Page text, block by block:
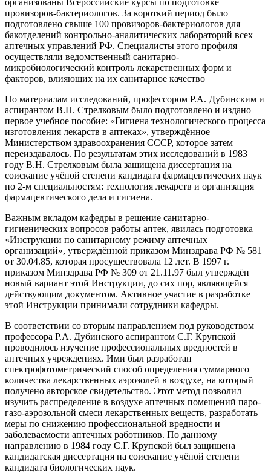
провизоров-бактериологов. За короткий период было
подготовлено свыше 100 провизоров-бактериологов для
бакотделений контрольно-аналитических лабораторий всех
аптечных управлений РФ. Специалисты этого профиля
осуществляли ведомственный санитарно-
микробиологический контроль лекарственных форм и
факторов, влияющих на их санитарное качество
По материалам исследований, профессором Р.А. Дубинским и
аспирантом В.Н. Стрелковым было подготовлено и издано
первое учебное пособие: «Гигиена технологического процесса
изготовления лекарств в аптеках», утверждённое
Министерством здравоохранения СССР, которое затем
переиздавалось. По результатам этих исследований в 1983
году В.Н. Стрелковым была защищена диссертация на
соискание учёной степени кандидата фармацевтических наук
по 2-м специальностям: технология лекарств и организация
фармацевтического дела и гигиена.
Важным вкладом кафедры в решение санитарно-
гигиенических вопросов работы аптек, явилась подготовка
«Инструкции по санитарному режиму аптечных
организаций», утверждённой приказом Минздрава РФ № 581
от 30.04.85, которая просуществовала 12 лет. В 1997 г.
приказом Минздрава РФ № 309 от 21.11.97 был утверждён
новый вариант этой Инструкции, до сих пор, являющейся
действующим документом. Активное участие в разработке
этой Инструкции принимали сотрудники кафедры.
В соответствии со вторым направлением под руководством
профессора Р.А. Дубинского аспирантом С.Г. Крупской
проводилось изучение профессиональных вредностей в
аптечных учреждениях. Ими был разработан
спектрофотометрический способ определения суммарного
количества лекарственных аэрозолей в воздухе, на который
получено авторское свидетельство. Этот метод позволил
изучить распределение в воздухе аптечных помещений паро-
газо-аэрозольной смеси лекарственных веществ, разработать
меры по снижению профессиональной вредности и
заболеваемости аптечных работников. По данному
направлению в 1984 году С.Г. Крупской был защищена
кандидатская диссертация на соискание учёной степени
кандидата биологических наук.